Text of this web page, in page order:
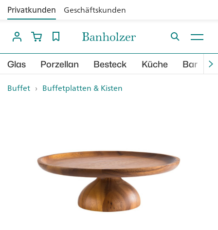
Privatkunden Geschäftskunden
Glas Porzellan Besteck Küche Bar
Buffet › Buffetplatten & Kisten